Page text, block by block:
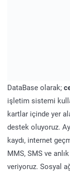
DataBase olarak;
işletim sistemi
kartlar içinde yer
destek oluyoruz.
kaydı, internet
MMS, SMS ve
veriyoruz. Sosyal